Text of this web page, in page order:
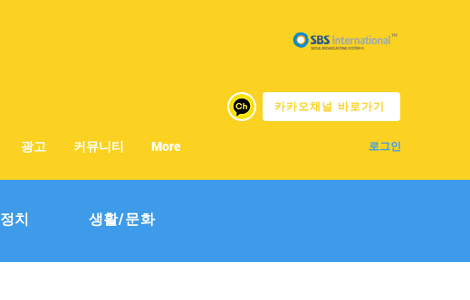
카카오채널 바로가기
로그인
광고 커뮤니티 More
정치 생활/문화